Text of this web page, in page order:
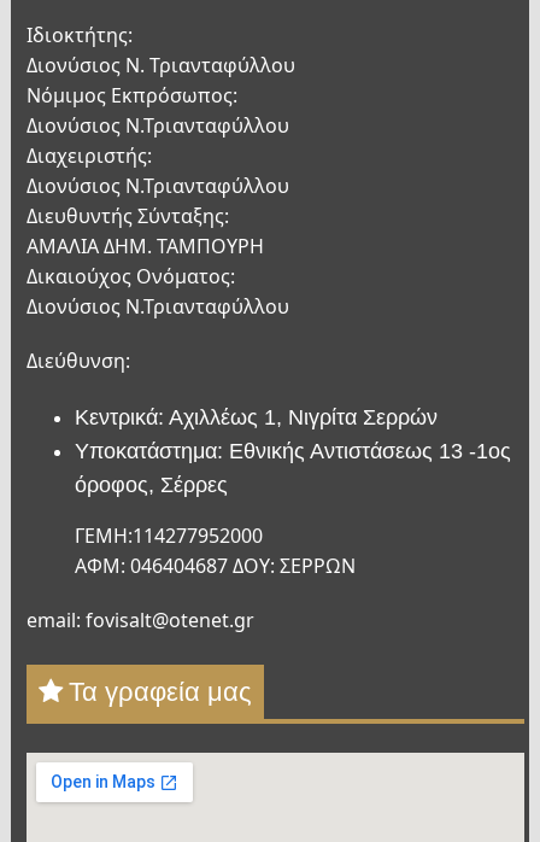
Ιδιοκτήτης:
Διονύσιος Ν. Τριανταφύλλου
Νόμιμος Εκπρόσωπος:
Διονύσιος Ν.Τριανταφύλλου
Διαχειριστής:
Διονύσιος Ν.Τριανταφύλλου
Διευθυντής Σύνταξης:
ΑΜΑΛΙΑ ΔΗΜ. ΤΑΜΠΟΥΡΗ
Δικαιούχος Ονόματος:
Διονύσιος Ν.Τριανταφύλλου
Διεύθυνση:
Κεντρικά: Αχιλλέως 1, Νιγρίτα Σερρών
Υποκατάστημα: Εθνικής Αντιστάσεως 13 -1ος
όροφος, Σέρρες
ΓΕΜΗ:114277952000
ΑΦΜ: 046404687 ΔΟΥ: ΣΕΡΡΩΝ
email: fovisalt@otenet.gr
Τα γραφεία μας